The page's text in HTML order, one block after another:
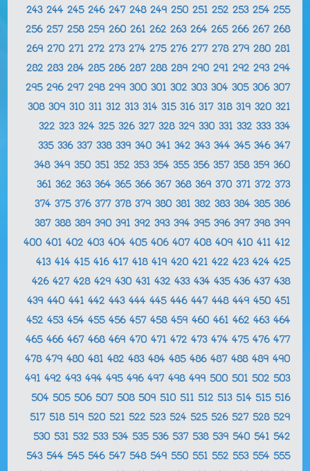
243 244 245 246 247 248 249 250 251 252 253 254 255
256 257 258 259 260 261 262 263 264 265 266 267 268
269 270 271 272 273 274 275 276 277 278 279 280 281
282 283 284 285 286 287 288 289 290 291 292 293 294
295 296 297 298 299 300 301 302 303 304 305 306 307
308 309 310 311 312 313 314 315 316 317 318 319 320 321
322 323 324 325 326 327 328 329 330 331 332 333 334
335 336 337 338 339 340 341 342 343 344 345 346 347
348 349 350 351 352 353 354 355 356 357 358 359 360
361 362 363 364 365 366 367 368 369 370 371 372 373
374 375 376 377 378 379 380 381 382 383 384 385 386
387 388 389 390 391 392 393 394 395 396 397 398 399
400 401 402 403 404 405 406 407 408 409 410 411 412
413 414 415 416 417 418 419 420 421 422 423 424 425
426 427 428 429 430 431 432 433 434 435 436 437 438
439 440 441 442 443 444 445 446 447 448 449 450 451
452 453 454 455 456 457 458 459 460 461 462 463 464
465 466 467 468 469 470 471 472 473 474 475 476 477
478 479 480 481 482 483 484 485 486 487 488 489 490
491 492 493 494 495 496 497 498 499 500 501 502 503
504 505 506 507 508 509 510 511 512 513 514 515 516
517 518 519 520 521 522 523 524 525 526 527 528 529
530 531 532 533 534 535 536 537 538 539 540 541 542
543 544 545 546 547 548 549 550 551 552 553 554 555